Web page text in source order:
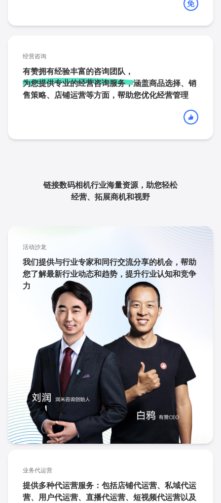
经营咨询
有赞拥有经验丰富的咨询团队，
为您提供专业的经营咨询服务，涵盖商品选择、销
售策略、店铺运营等方面，帮助您优化经营管理
链接数码相机行业海量资源，助您轻松
经营、拓展商机和视野
活动沙龙
我们提供与行业专家和同行交流分享的机会，帮助
您了解最新行业动态和趋势，提升行业认知和竞争
力
业务代运营
提供多种代运营服务：包括店铺代运营、私域代运
营、用户代运营、直播代运营、短视频代运营以及